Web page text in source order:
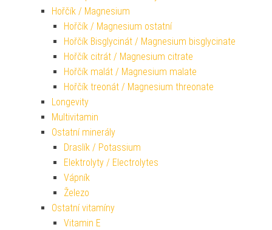
Hořčík / Magnesium
Hořčík / Magnesium ostatní
Hořčík Bisglycinát / Magnesium bisglycinate
Hořčík citrát / Magnesium citrate
Hořčík malát / Magnesium malate
Hořčík treonát / Magnesium threonate
Longevity
Multivitamin
Ostatní minerály
Draslík / Potassium
Elektrolyty / Electrolytes
Vápník
Železo
Ostatní vitamíny
Vitamin E